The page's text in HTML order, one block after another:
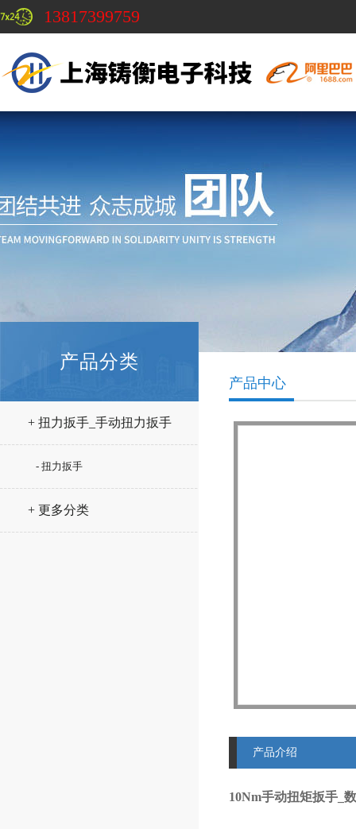
13817399759
产品分类
+ 扭力扳手_手动扭力扳手
- 扭力扳手
+ 更多分类
产品中心
产品介绍
10Nm手动扭矩扳手_